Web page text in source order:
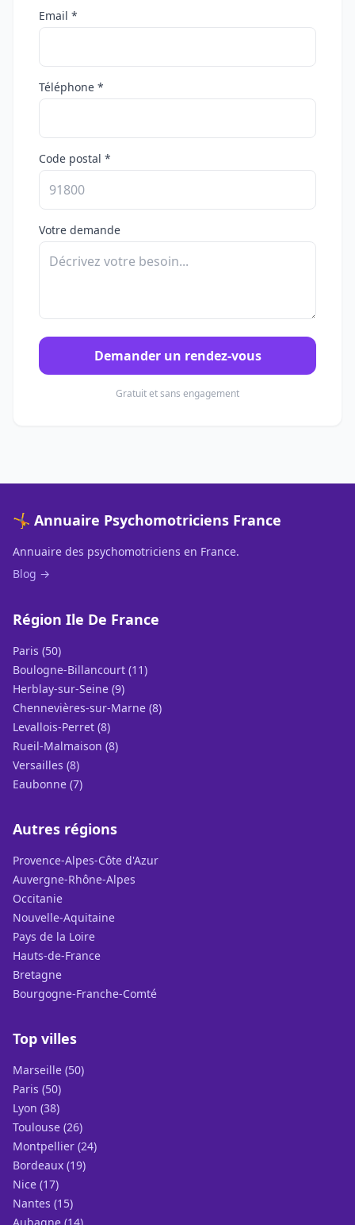
Email *
Téléphone *
Code postal *
Votre demande
Demander un rendez-vous
Gratuit et sans engagement
🤸 Annuaire Psychomotriciens France
Annuaire des psychomotriciens en France.
Blog →
Région Ile De France
Paris (50)
Boulogne-Billancourt (11)
Herblay-sur-Seine (9)
Chennevières-sur-Marne (8)
Levallois-Perret (8)
Rueil-Malmaison (8)
Versailles (8)
Eaubonne (7)
Autres régions
Provence-Alpes-Côte d'Azur
Auvergne-Rhône-Alpes
Occitanie
Nouvelle-Aquitaine
Pays de la Loire
Hauts-de-France
Bretagne
Bourgogne-Franche-Comté
Top villes
Marseille (50)
Paris (50)
Lyon (38)
Toulouse (26)
Montpellier (24)
Bordeaux (19)
Nice (17)
Nantes (15)